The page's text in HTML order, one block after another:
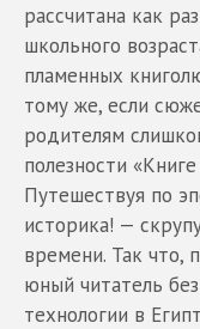
рассчитана как
школьного
пламенных
тому же, если
родителям
полезности
Путешествуя по
историка! —
времени. Так что,
юный читатель
технологии в